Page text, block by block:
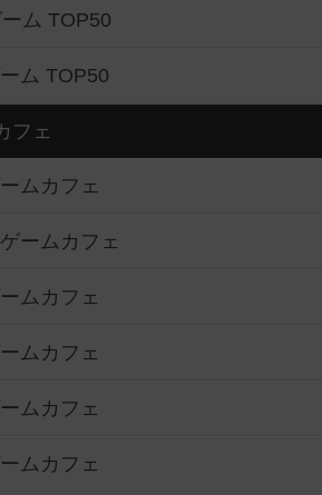
ム TOP50
ム TOP50
フェ
ムカフェ
ームカフェ
ムカフェ
ムカフェ
ムカフェ
ムカフェ